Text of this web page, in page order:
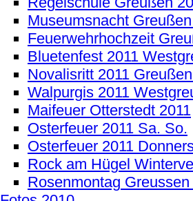
Museumsnacht
Feuerwehrhochzeit
Bluetenfest 2011
Novalisritt 2011
Walpurgis 2011
Maifeuer Otterstedt 2011
Osterfeuer 2011 Sa. So.
Osterfeuer 2011
Rock am Hügel
Rosenmontag Greussen